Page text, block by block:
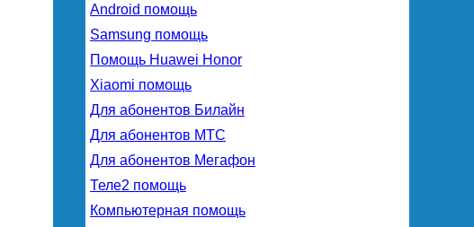
Android помощь
Samsung помощь
Помощь Huawei Honor
Xiaomi помощь
Для абонентов Билайн
Для абонентов МТС
Для абонентов Мегафон
Теле2 помощь
Компьютерная помощь